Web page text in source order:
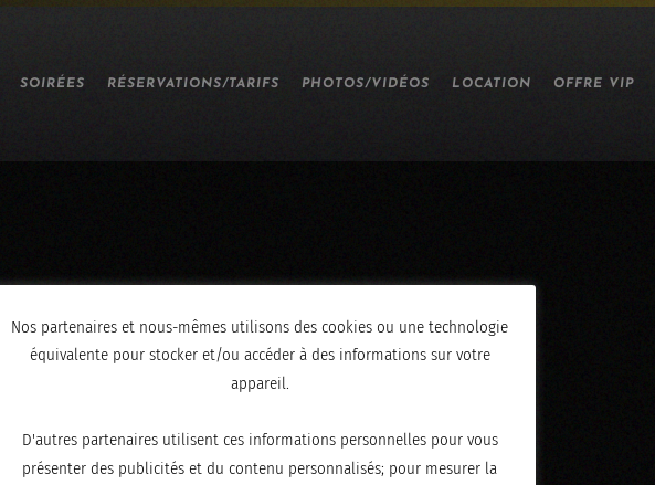
SOIRÉES RÉSERVATIONS/TARIFS PHOTOS/VIDÉOS LOCATION OFFRE VIP
Nos partenaires et nous-mêmes utilisons des cookies ou une technologie
équivalente pour stocker et/ou accéder à des informations sur votre
appareil.
D'autres partenaires utilisent ces informations personnelles pour vous
présenter des publicités et du contenu personnalisés; pour mesurer la